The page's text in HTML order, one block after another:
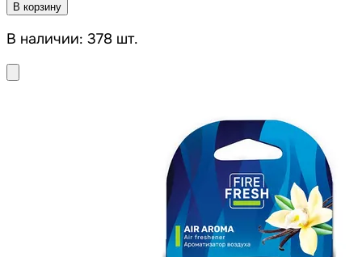
В корзину
В наличии: 378 шт.